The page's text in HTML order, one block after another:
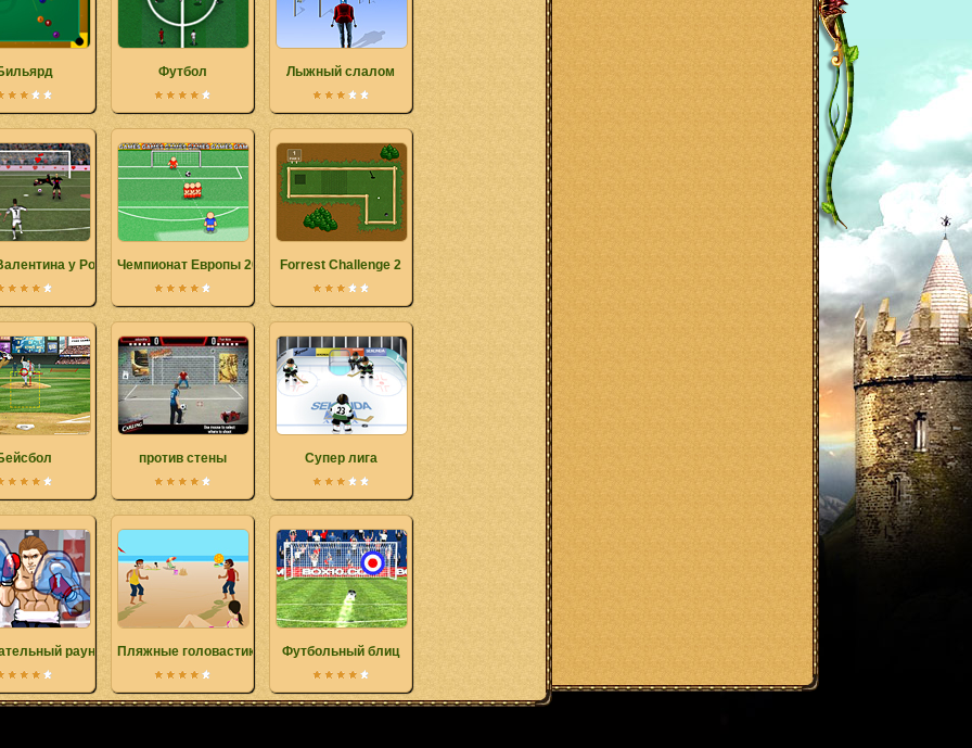
Футбол Лыжный слалом
у РоналдоЧемпионат Европы 2008 Forrest Challenge 2
против стены Супер лига
раунд Пляжные головастики Футбольный блиц